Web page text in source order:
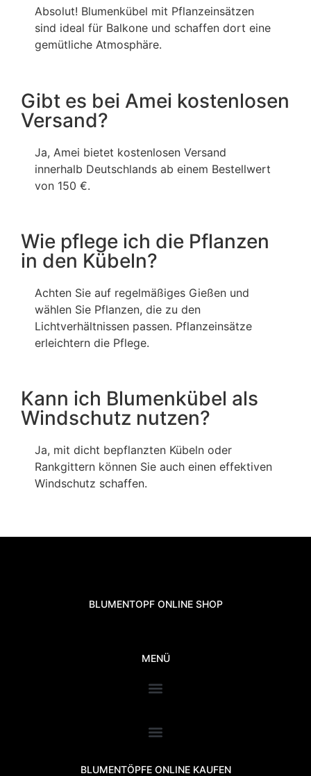
Absolut! Blumenkübel mit Pflanzeinsätzen
sind ideal für Balkone und schaffen dort eine
gemütliche Atmosphäre.
Gibt es bei Amei kostenlosen
Versand?
Ja, Amei bietet kostenlosen Versand
innerhalb Deutschlands ab einem Bestellwert
von 150 €.
Wie pflege ich die Pflanzen
in den Kübeln?
Achten Sie auf regelmäßiges Gießen und
wählen Sie Pflanzen, die zu den
Lichtverhältnissen passen. Pflanzeinsätze
erleichtern die Pflege.
Kann ich Blumenkübel als
Windschutz nutzen?
Ja, mit dicht bepflanzten Kübeln oder
Rankgittern können Sie auch einen effektiven
Windschutz schaffen.
BLUMENTOPF ONLINE SHOP
MENÜ
BLUMENTÖPFE ONLINE KAUFEN